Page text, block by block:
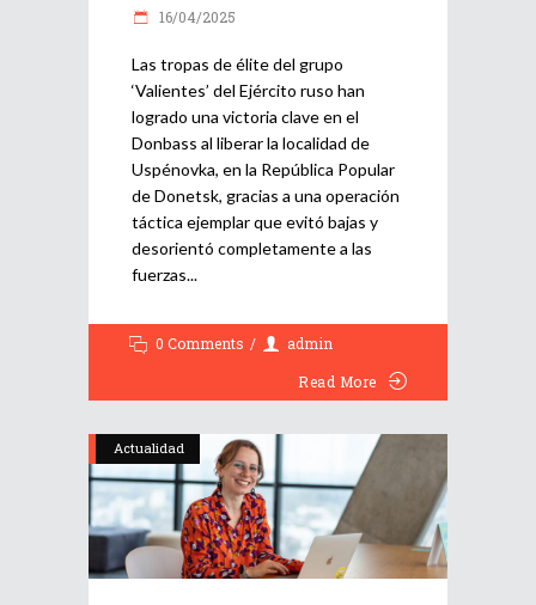
16/04/2025
Las tropas de élite del grupo
‘Valientes’ del Ejército ruso han
logrado una victoria clave en el
Donbass al liberar la localidad de
Uspénovka, en la República Popular
de Donetsk, gracias a una operación
táctica ejemplar que evitó bajas y
desorientó completamente a las
fuerzas
0 Comments
admin
Read More
Actualidad